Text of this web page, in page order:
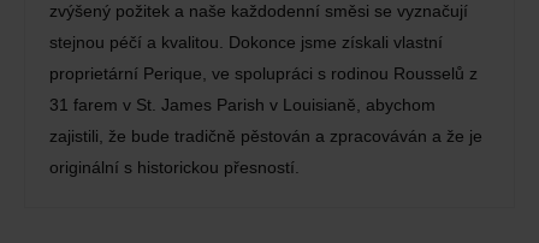
zvýšený požitek a naše každodenní směsi se vyznačují
stejnou péčí a kvalitou. Dokonce jsme získali vlastní
proprietární Perique, ve spolupráci s rodinou Rousselů z
31 farem v St. James Parish v Louisianě, abychom
zajistili, že bude tradičně pěstován a zpracováván a že je
originální s historickou přesností.